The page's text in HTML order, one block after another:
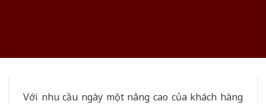
Với nhu cầu ngày một nâng cao của khách hàng